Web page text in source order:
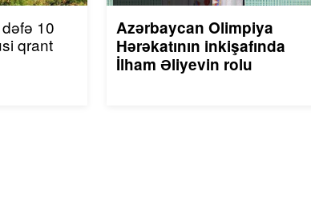
10
qrant
Azərbaycan Olimpiya
Hərəkatının inkişafında
İlham Əliyevin rolu